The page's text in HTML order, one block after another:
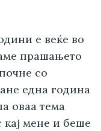
е веќе во
прашањето
со
една година
оваа тема
мене и беше